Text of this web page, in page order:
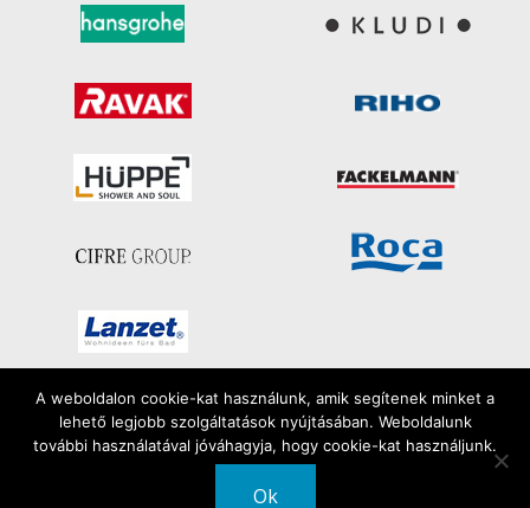
Minden jog fenntartva
2026 | FiloSzaniter
A weboldalon cookie-kat használunk, amik segítenek minket a
lehető legjobb szolgáltatások nyújtásában. Weboldalunk
további használatával jóváhagyja, hogy cookie-kat használjunk.
Ok